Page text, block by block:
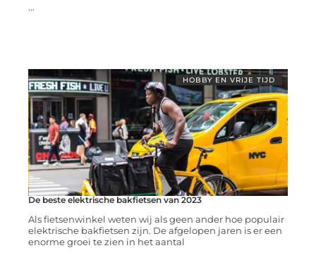
...
HOBBY EN VRIJE TIJD
De beste elektrische bakfietsen van 2023
Als fietsenwinkel weten wij als geen ander hoe populair
elektrische bakfietsen zijn. De afgelopen jaren is er een
enorme groei te zien in het aantal